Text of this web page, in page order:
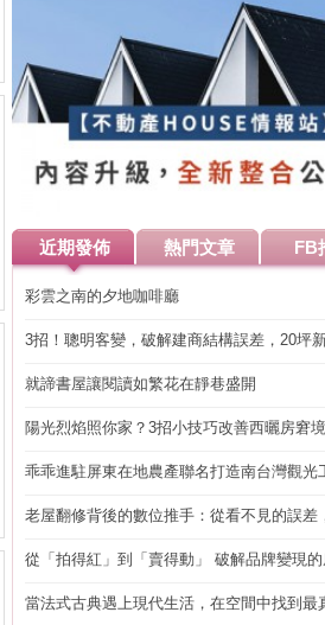
近期發佈 熱門文章 FB
彩雲之南的夕地咖啡廳
3招！聰明客變，破解建商結構誤差，20坪
就諦書屋讓閱讀如繁花在靜巷盛開
陽光烈焰照你家？3招小技巧改善西曬房窘境
乖乖進駐屏東在地農產聯名打造南台灣觀光
老屋翻修背後的數位推手：從看不見的誤差
從「拍得紅」到「賣得動」 破解品牌變現
當法式古典遇上現代生活，在空間中找到最